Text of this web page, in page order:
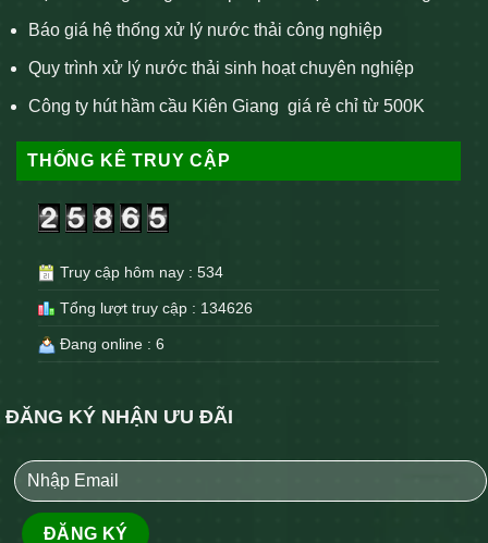
Báo giá hệ thống xử lý nước thải công nghiệp
Quy trình xử lý nước thải sinh hoạt chuyên nghiệp
Công ty hút hầm cầu Kiên Giang giá rẻ chỉ từ 500K
THỐNG KÊ TRUY CẬP
Truy cập hôm nay : 534
Tổng lượt truy cập : 134626
Đang online : 6
ĐĂNG KÝ NHẬN ƯU ĐÃI